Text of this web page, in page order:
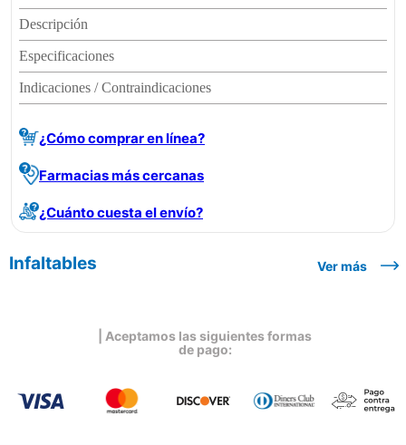
Descripción
Especificaciones
Indicaciones / Contraindicaciones
¿Cómo comprar en línea?
Farmacias más cercanas
¿Cuánto cuesta el envío?
Infaltables Ver más
| Aceptamos las siguientes formas
de pago: